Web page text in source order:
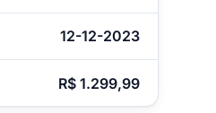
12-12-2023
R$ 1.299,99